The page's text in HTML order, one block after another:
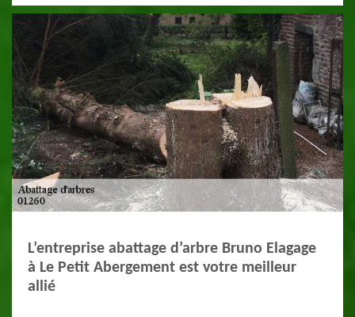
L’entreprise abattage d’arbre Bruno Elagage
à Le Petit Abergement est votre meilleur
allié